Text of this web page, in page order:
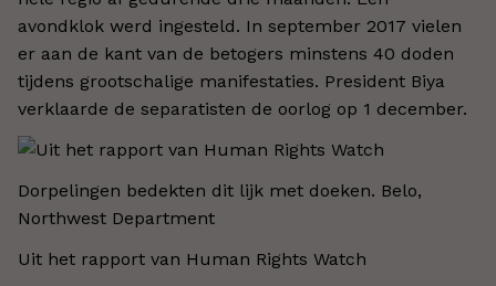
avondklok werd ingesteld. In september 2017 vielen
er aan de kant van de betogers minstens 40 doden
tijdens grootschalige manifestaties. President Biya
verklaarde de separatisten de oorlog op 1 december.
Dorpelingen bedekten dit lijk met doeken. Belo,
Northwest Department
Uit het rapport van Human Rights Watch